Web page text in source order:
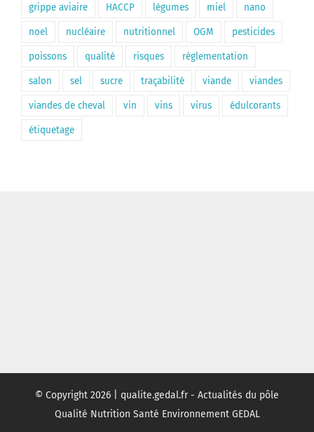
grippe aviaire HACCP légumes miel nano
noel nucléaire nutritionnel OGM pesticides
poissons qualité risques règlementation
salon sel sucre traçabilité viande viandes
viandes de cheval vin vins virus édulcorants
étiquetage
© Copyright 2026 | qualite.gedal.fr - Actualités du pôle
Qualité Nutrition Santé Environnement GEDAL